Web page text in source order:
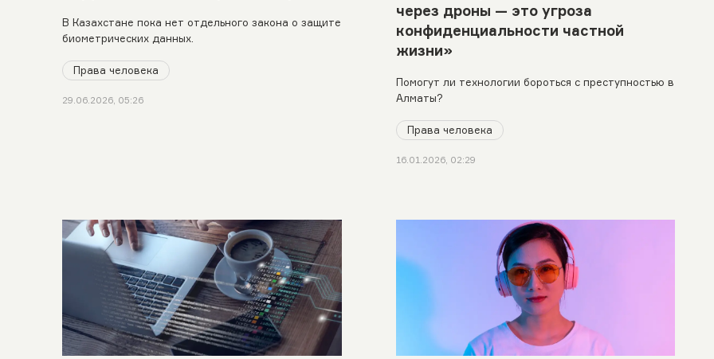
В Казахстане пока нет отдельного закона о защите
биометрических данных.
Права человека
29.06.2026, 05:26
через дроны — это угроза
конфиденциальности частной
жизни»
Помогут ли технологии бороться с преступностью в
Алматы?
Права человека
16.01.2026, 02:29